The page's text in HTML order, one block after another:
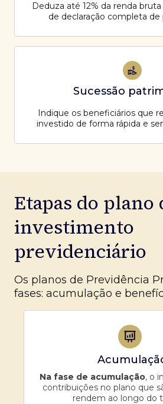
Deduza até 12% da renda
de declaração completa de
Sucessão
Indique os beneficiários que
investido de forma rápida e
Etapas do plano
investimento
previdenciário
Os planos de Previdência
fases: acumulação e
Na fase de acumulação, o
contribuições no plano que
rendem ao longo do